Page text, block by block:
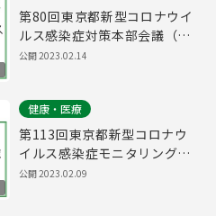
第80回東京都新型コロナウイ
ルス感染症対策本部会議（令
和5年2月14日 16時45分～）
公開2023.02.14
健康・医療
第113回東京都新型コロナウ
イルス感染症モニタリング会
議(令和5年2月9日17時15分
公開2023.02.09